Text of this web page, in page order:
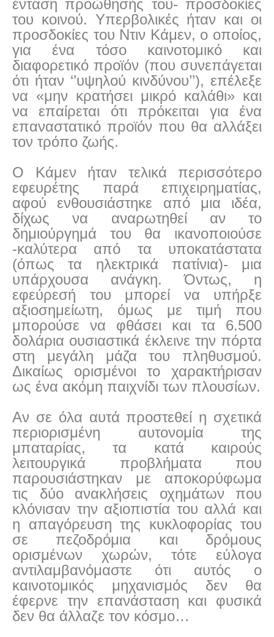
ένταση προώθησής του- προσδοκίες
του κοινού. Υπερβολικές ήταν και οι
προσδοκίες του Ντιν Κάμεν, ο οποίος,
για ένα τόσο καινοτομικό και
διαφορετικό προϊόν (που συνεπάγεται
ότι ήταν ‘’υψηλού κινδύνου’’), επέλεξε
να «μην κρατήσει μικρό καλάθι» και
να επαίρεται ότι πρόκειται για ένα
επαναστατικό προϊόν που θα αλλάξει
τον τρόπο ζωής.
Ο Κάμεν ήταν τελικά περισσότερο
εφευρέτης παρά επιχειρηματίας,
αφού ενθουσιάστηκε από μια ιδέα,
δίχως να αναρωτηθεί αν το
δημιούργημά του θα ικανοποιούσε
-καλύτερα από τα υποκατάστατα
(όπως τα ηλεκτρικά πατίνια)- μια
υπάρχουσα ανάγκη. Όντως, η
εφεύρεσή του μπορεί να υπήρξε
αξιοσημείωτη, όμως με τιμή που
μπορούσε να φθάσει και τα 6.500
δολάρια ουσιαστικά έκλεινε την πόρτα
στη μεγάλη μάζα του πληθυσμού.
Δικαίως ορισμένοι το χαρακτήρισαν
ως ένα ακόμη παιχνίδι των πλουσίων.
Αν σε όλα αυτά προστεθεί η σχετικά
περιορισμένη αυτονομία της
μπαταρίας, τα κατά καιρούς
λειτουργικά προβλήματα που
παρουσιάστηκαν με αποκορύφωμα
τις δύο ανακλήσεις οχημάτων που
κλόνισαν την αξιοπιστία του αλλά και
η απαγόρευση της κυκλοφορίας του
σε πεζοδρόμια και δρόμους
ορισμένων χωρών, τότε εύλογα
αντιλαμβανόμαστε ότι αυτός ο
καινοτομικός μηχανισμός δεν θα
έφερνε την επανάσταση και φυσικά
δεν θα άλλαζε τον κόσμο…